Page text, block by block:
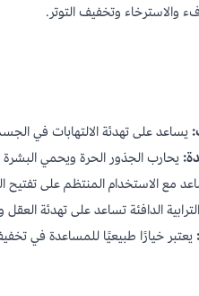
والاسترخاء وتخفيف التوتر.
يساعد على تهدئة الالتهابات في
يحارب الجذور الحرة ويحمي
مع الاستخدام المنتظم على تفتيح
الدافئة تساعد على تهدئة
يعتبر خيارًا طبيعيًا للمساعدة في